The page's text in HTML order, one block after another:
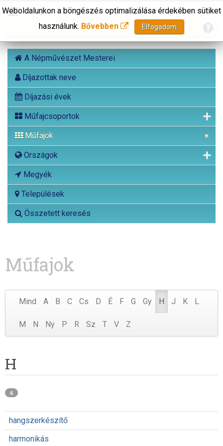
A Népművészet Mesterei
Díjazottak neve
Díjazási évek
Műfajcsoportok
Műfajok
Országok
Megyék
Települések
Összetett keresés
Weboldalunkon a böngészés optimalizálása érdekében sütiket
használunk. Bővebben Elfogadom
Műfajok
Mind A B C Cs D É F G Gy H J K L
M N Ny P R Sz T V Z
H
4
hangszerkészítő
harmonikás